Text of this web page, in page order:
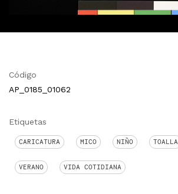
Código
AP_0185_01062
Etiquetas
CARICATURA MICO NIÑO TOALLA
VERANO VIDA COTIDIANA